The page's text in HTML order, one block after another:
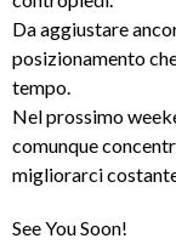
Da aggiustare
posizionamento
tempo.
Nel prossimo
comunque
migliorarci
See You Soon!